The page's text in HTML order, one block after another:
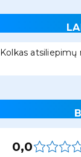
Kolkas atsiliepimų
0,0